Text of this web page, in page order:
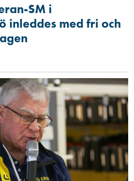
SM i
inleddes med fri och